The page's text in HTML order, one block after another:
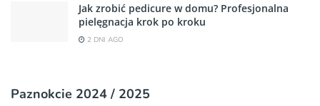
Jak zrobić pedicure w domu? Profesjonalna
pielęgnacja krok po kroku
2 DNI AGO
Paznokcie 2024 / 2025